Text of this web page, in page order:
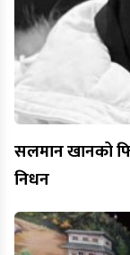
सलमान खानको
निधन